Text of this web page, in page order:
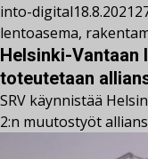
into-digital18.8.2021
lentoasema,
Helsinki-Vantaan
toteutetaan
SRV käynnistää
2:n muutostyöt